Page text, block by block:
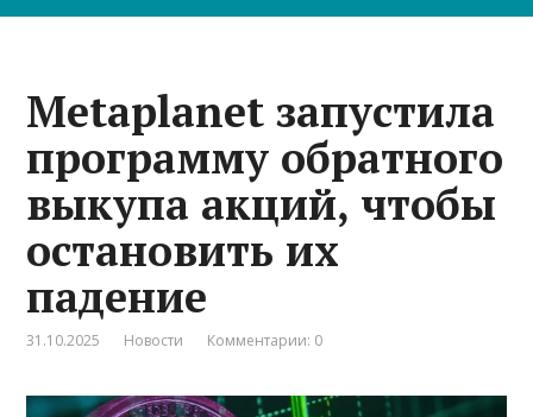
Metaplanet запустила
программу обратного
выкупа акций, чтобы
остановить их
падение
31.10.2025 Новости Комментарии: 0